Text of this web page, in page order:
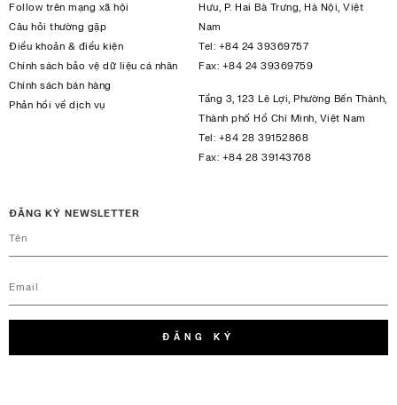
Follow trên mạng xã hội
Câu hỏi thường gặp
Điều khoản & điều kiện
Chính sách bảo vệ dữ liệu cá nhân
Chính sách bán hàng
Phản hồi về dịch vụ
Hưu, P. Hai Bà Trưng, Hà Nội, Việt
Nam
Tel: +84 24 39369757
Fax: +84 24 39369759
Tầng 3, 123 Lê Lợi, Phường Bến Thành,
Thành phố Hồ Chí Minh, Việt Nam
Tel: +84 28 39152868
Fax: +84 28 39143768
ĐĂNG KÝ NEWSLETTER
ĐĂNG KÝ